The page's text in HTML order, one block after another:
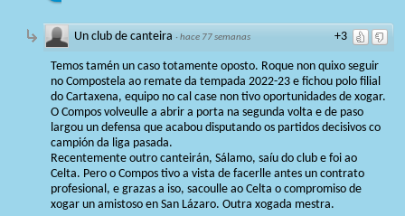
+3
Un club de canteira ·hace 77 semanas
Temos tamén un caso totamente oposto. Roque non quixo seguir
no Compostela ao remate da tempada 2022-23 e fichou polo filial
do Cartaxena, equipo no cal case non tivo oportunidades de xogar.
O Compos volveulle a abrir a porta na segunda volta e de paso
largou un defensa que acabou disputando os partidos decisivos co
campión da liga pasada.
Recentemente outro canteirán, Sálamo, saíu do club e foi ao
Celta. Pero o Compos tivo a vista de facerlle antes un contrato
profesional, e grazas a iso, sacoulle ao Celta o compromiso de
xogar un amistoso en San Lázaro. Outra xogada mestra.